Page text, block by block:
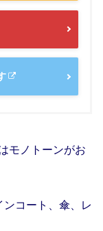
モノトーンがお
コート、傘、レ